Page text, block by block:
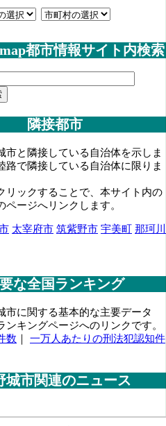
都市情報サイト内検索
隣接都市
市と隣接している自治体を示しま
路で隣接している自治体に限りま
リックすることで、本サイト内の
ページへリンクします。
太宰府市 筑紫野市 宇美町 那珂川
な全国ランキング
市に関する基本的な主要データ
ンキングページへのリンクです。
数
一万人あたりの刑法犯認知件
城市関連のニュース